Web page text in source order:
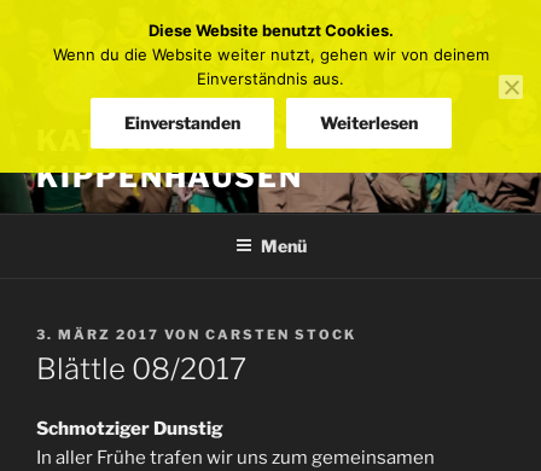
KATZENZUNFT
KIPPENHAUSEN
Menü
VERÖFFENTLICHT
AM
3. MÄRZ 2017 VON CARSTEN STOCK
Blättle 08/2017
Schmotziger Dunstig
In aller Frühe trafen wir uns zum gemeinsamen
Diese Website benutzt Cookies.
Wenn du die Website weiter nutzt, gehen wir von deinem
Einverständnis aus.
Einverstanden Weiterlesen